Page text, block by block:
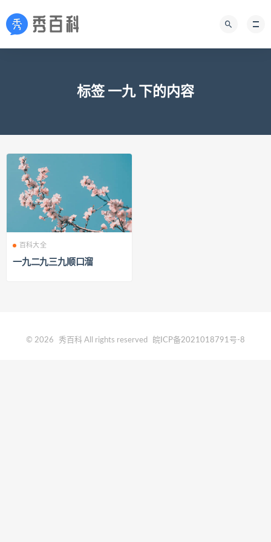
标签 一九 下的内容
百科大全
一九二九三九顺口溜
© 2026 秀百科 All rights reserved 皖ICP备2021018791号-8